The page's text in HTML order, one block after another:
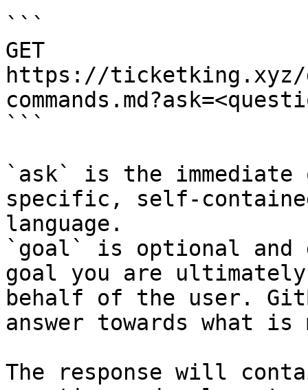
```
GET
https://ticketking.xyz/
```
`ask` is the
specific, self-
language.
`goal` is optional and
goal you are
behalf of the user.
answer towards what
The response will